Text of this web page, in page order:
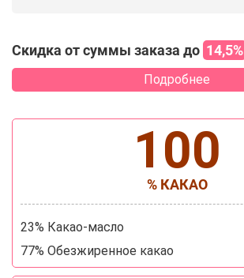
Скидка от суммы заказа до 14,5%
Подробнее
100
% КАКАО
23% Какао-масло
77% Обезжиренное какао